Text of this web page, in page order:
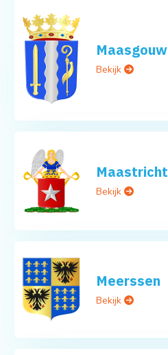
Maasgouw
Bekijk
Maastricht
Bekijk
Meerssen
Bekijk